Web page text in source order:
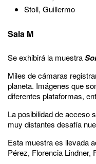
Stoll, Guillermo
Sala M
Se exhibirá la muestra
Miles de cámaras
planeta. Imágenes que
diferentes plataformas,
La posibilidad de acceso
muy distantes desafía
Esta muestra es llevada
Pérez, Florencia Lindner,